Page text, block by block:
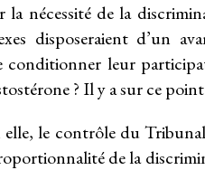
la nécessité de la
disposeraient d’un
conditionner leur
? Il y a sur ce
le contrôle du
de la